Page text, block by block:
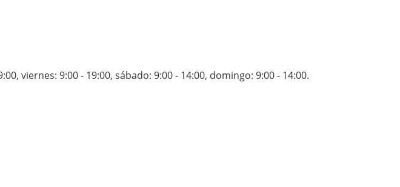
, viernes: 9:00 - 19:00, sábado: 9:00 - 14:00, domingo: 9:00 - 14:00.